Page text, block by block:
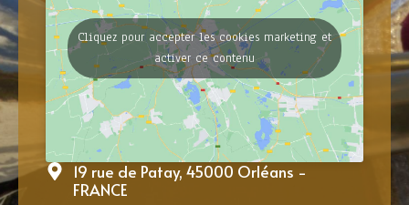
Cliquez pour accepter les cookies marketing et
activer ce contenu
19 rue de Patay, 45000 Orléans -
FRANCE